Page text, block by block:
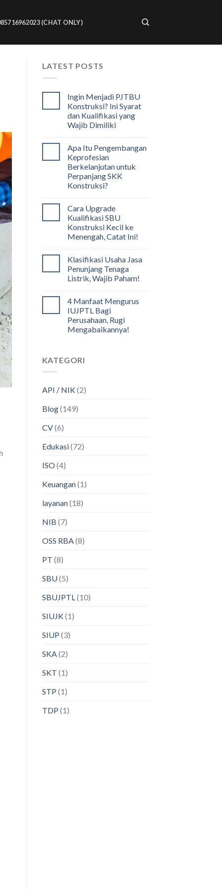
(CHAT ONLY)
LATEST POSTS
Ingin Menjadi PJTBU
Konstruksi? Ini Syarat
dan Kualifikasi yang
Wajib Dimiliki
Apa Itu Pengembangan
Keprofesian
Berkelanjutan untuk
Perpanjang SKK
Konstruksi?
Cara Upgrade
Kualifikasi SBU
Konstruksi Kecil ke
Menengah, Catat Ini!
Klasifikasi Usaha Jasa
Penunjang Tenaga
Listrik, Wajib Paham!
4 Manfaat Mengurus
IUJPTL Bagi
Perusahaan, Rugi
Mengabaikannya!
KATEGORI
API / NIK(2)
Blog(149)
CV(6)
Edukasi(72)
ISO(4)
Keuangan(1)
layanan(18)
NIB (7)
OSS RBA(8)
PT (8)
SBU(5)
SBUJPTL(10)
SIUJK(1)
SIUP (3)
SKA(2)
SKT (1)
STP (1)
TDP (1)